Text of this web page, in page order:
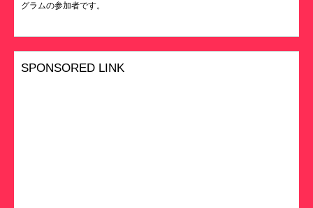
グラムの参加者です。
SPONSORED LINK